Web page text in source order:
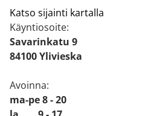
Katso sijainti kartalla
Käyntiosoite:
Savarinkatu 9
84100 Ylivieska
Avoinna:
ma-pe 8 - 20